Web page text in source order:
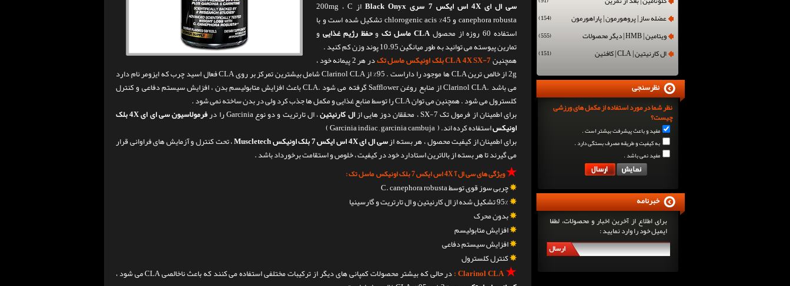
سی ال ای 4X اس ایکس 7 سری Black Onyx
از 200mg ، C
canephora robusta و 45% chlorogenic acis تشکیل شده است و با
استفاده 60 روزه از محصول
CLA ماسل تک وحفظ رژیم غذاییو
تمارین پیوسته می توانید به طور میانگین 10.95 پوند وزن کم کنید .
همچنینCLA 4X SX-7 بلک اونیکس ماسل تک
در هر 2 پیمانه خود ،
2g از خالص ترین CLA ها موجود را داراست . 95% از Clarinol CLA شامل بیشترین تمرکز بر روی CLA فعال اسید چرب که ایزومر نام دارد
می باشد .Clarinol CLA از منابع روغن Safflower گرفته می شود .CLA باعث افزایش متابولیسم بدن ، افزایش سیستم دفاعی و کنترل
کلسترول می شود . همچنین می توان CLA را توسط منابع غذایی و مکمل ها جذب کرد ولی در بدن ساخته نمی شود .
برای اطمینان از فرمول تک SX-7 ، محققان دوز هایی از
ال کارنیتین، ال تارتریت و دو نوع Garcinia را در
فرمولاسیون سی ای ای 4X بلک
اونیکساستفاده کرده اند. ( Garcinia indiac , garcinia cambuja )
برای اطمینان از کیفیت محصول ، هر بسته ازسی ال ای 4X اس ایکس 7 بلک اونیکس Muscletech
، تحت کنترل و آزمایش های فراوانی قرار
می گیرند تا هر بسته از بالاترین استادارد خود در کیفیت ، خلوص و استقامت برخورداد باشد .
★ویژگی های سی ال آ 4X اس ایکس 7 بلک اونیکس ماسل تک :
✵چربی سوز قوی توسط C. canephora robusta
✵
✵بدون محرک
✵افزایش متابولیسم
✵افزایش سیستم دفاعی
✵کنترل کلسترول
★
Clarinol CLA : در حالی که بیشتر محصولات کمپانی های دیگر از ترکیبات مختلفی استفاده می کنند که باعث ناخالصی CLA می شود ،
عضله ساز | پروهورمون | پاراهورمون (154)
ویتامین | HMB | دیگر محصولات (555)
ال کارنیتین | CLA | کافئین (151)
نظر شما در مورد استفاده از مکمل های ورزشی
چیست؟
مفید و باعث پیشرفت بیشتر است .
به کیفیت و طریقه مصرف بستگی دارد .
مفید نمی باشد .
نظرسنجی
برای اطلاع از آخرین اخبار و محصولات، لطفا
ایمیل خود را وارد نمایید :
ارسال
خبرنامه